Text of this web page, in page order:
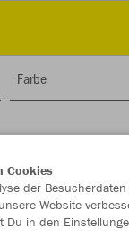
Farbe
Cookies
der
Website
Du in den